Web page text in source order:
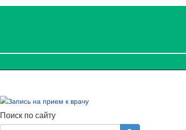
Поиск по сайту